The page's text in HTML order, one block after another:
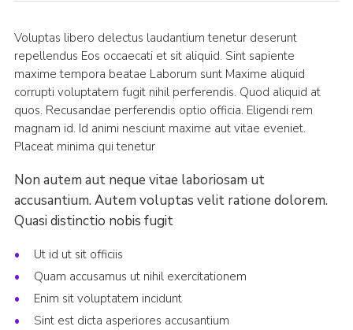
Voluptas libero delectus laudantium tenetur deserunt
repellendus Eos occaecati et sit aliquid. Sint sapiente
maxime tempora beatae Laborum sunt Maxime aliquid
corrupti voluptatem fugit nihil perferendis. Quod aliquid at
quos. Recusandae perferendis optio officia. Eligendi rem
magnam id. Id animi nesciunt maxime aut vitae eveniet.
Placeat minima qui tenetur
Non autem aut neque vitae laboriosam ut
accusantium. Autem voluptas velit ratione dolorem.
Quasi distinctio nobis fugit
Ut id ut sit officiis
Quam accusamus ut nihil exercitationem
Enim sit voluptatem incidunt
Sint est dicta asperiores accusantium